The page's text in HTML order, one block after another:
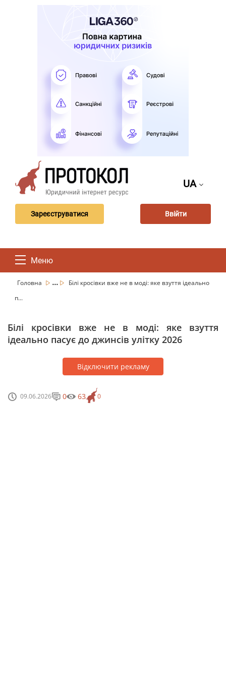
UA
Зареєструватися Ввійти
Меню
Головна ...
Білі кросівки вже не в моді: яке взуття ідеально
п...
Білі кросівки вже не в моді: яке взуття
ідеально пасує до джинсів улітку 2026
Відключити рекламу
09.06.2026 0
0 63